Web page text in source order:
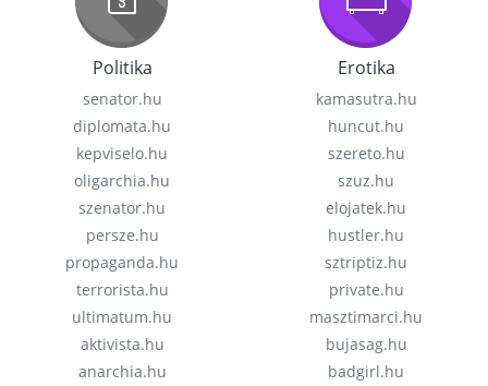
Politika
senator.hu
diplomata.hu
kepviselo.hu
oligarchia.hu
szenator.hu
persze.hu
propaganda.hu
terrorista.hu
ultimatum.hu
aktivista.hu
anarchia.hu
Erotika
kamasutra.hu
huncut.hu
szereto.hu
szuz.hu
elojatek.hu
hustler.hu
sztriptiz.hu
private.hu
masztimarci.hu
bujasag.hu
badgirl.hu